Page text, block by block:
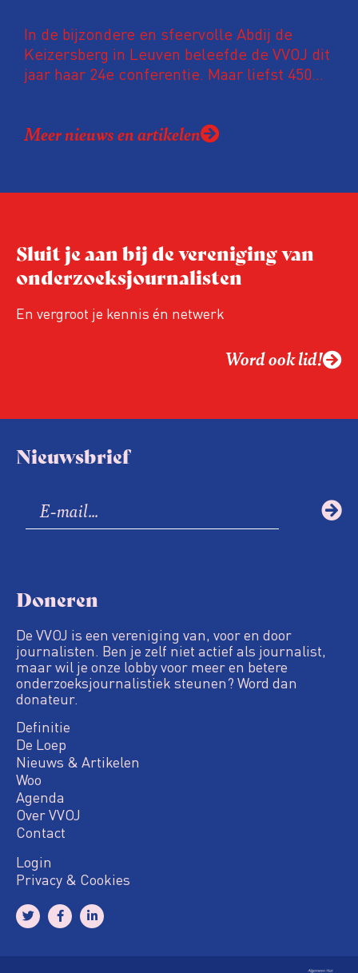
In de bijzondere en sfeervolle Abdij de
Keizersberg in Leuven beleefde de VVOJ dit
jaar haar 24e conferentie. Maar liefst 450
expertise te delen en elkaar te ontmoeten.
was voor het eerst op de conferentie!
Meer nieuws en artikelen
Sluit je aan bij de vereniging van
onderzoeksjournalisten
En vergroot je kennis én netwerk
Word ook lid!
Nieuwsbrief
Doneren
De VVOJ is een vereniging van, voor en door
journalisten. Ben je zelf niet actief als journalist,
maar wil je onze lobby voor meer en betere
onderzoeksjournalistiek steunen? Word dan
donateur.
Definitie
De Loep
Nieuws & Artikelen
Woo
Agenda
Over VVOJ
Contact
Login
Privacy & Cookies